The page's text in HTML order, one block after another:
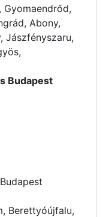
Gyomaendrőd,
Abony,
Jászfényszaru,
Budapest
Berettyóújfalu,